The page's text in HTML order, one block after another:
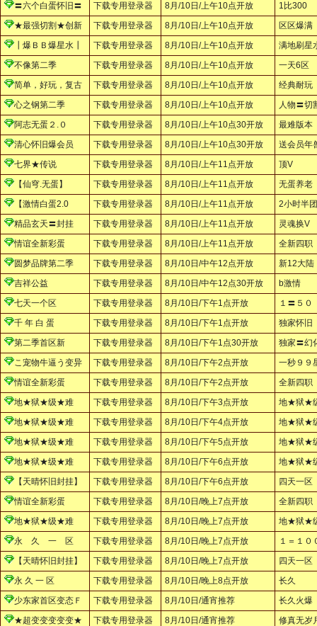
〓六个白蛋怀旧〓
下载专用登录器 8月/10日/上午10点开放
1比300
★最强切割★创新
下载专用登录器 8月/10日/上午10点开放
区区爆满
┃爆ＢＢ爆星水┃
下载专用登录器 8月/10日/上午10点开放
满地刷星
不像第二季
下载专用登录器 8月/10日/上午10点开放
一天6区
简单，好玩，复古
下载专用登录器 8月/10日/上午10点开放
经典耐玩
心之钢第二季
下载专用登录器 8月/10日/上午10点开放
人物〓切
阿志无蛋２.０
下载专用登录器 8月/10日/上午10点30开放
最难版本
清心怀旧爆会员
下载专用登录器 8月/10日/上午10点30开放
送会员年
七界★传说
下载专用登录器 8月/10日/上午11点开放
顶V
【仙穹.无蛋】
下载专用登录器 8月/10日/上午11点开放
无蛋养老
【激情白蛋2.0
下载专用登录器 8月/10日/上午11点开放
2小时半团
精品玄天〓封挂
下载专用登录器 8月/10日/上午11点开放
灵魂换V
情谊全新彩蛋
下载专用登录器 8月/10日/上午11点开放
全新四职
圆梦品牌第二季
下载专用登录器 8月/10日/中午12点开放
新12大陆
吉祥公益
下载专用登录器 8月/10日/中午12点30开放
b激情
七天一个区
下载专用登录器 8月/10日/下午1点开放
１〓５０
千 年 白 蛋
下载专用登录器 8月/10日/下午1点开放
独家怀旧
第二季首区新
下载专用登录器 8月/10日/下午1点30开放
独家〓幻
こ宠物牛逼う变异
下载专用登录器 8月/10日/下午2点开放
一秒９９
情谊全新彩蛋
下载专用登录器 8月/10日/下午2点开放
全新四职
地★狱★级★难
下载专用登录器 8月/10日/下午3点开放
地★狱★
地★狱★级★难
下载专用登录器 8月/10日/下午4点开放
地★狱★
地★狱★级★难
下载专用登录器 8月/10日/下午5点开放
地★狱★
地★狱★级★难
下载专用登录器 8月/10日/下午6点开放
地★狱★
【天晴怀旧封挂】
下载专用登录器 8月/10日/下午6点开放
四天一区
情谊全新彩蛋
下载专用登录器 8月/10日/晚上7点开放
全新四职
地★狱★级★难
下载专用登录器 8月/10日/晚上7点开放
地★狱★
永 久 一 区
下载专用登录器 8月/10日/晚上7点开放
１＝１０
【天晴怀旧封挂】
下载专用登录器 8月/10日/晚上7点开放
四天一区
永 久 一 区
下载专用登录器 8月/10日/晚上8点开放
长久
少东家首区变态Ｆ
下载专用登录器 8月/10日/通宵推荐
长久火爆
★超变变变变变★
下载专用登录器 8月/10日/通宵推荐
修真无岁